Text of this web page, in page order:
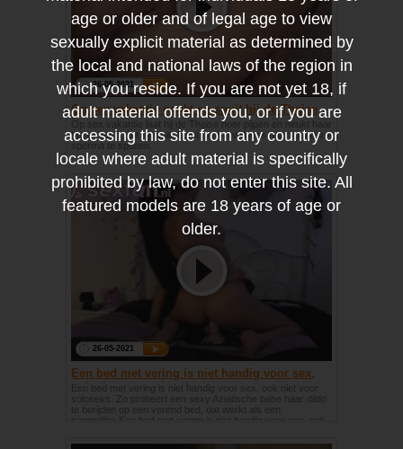
26-05-2021
Op sex vakantie neukt en spuit hij de Thaise
hoer vol sperma
Op sex vakantie laat hij de Thaise hoer pijpen en neukt haar
kut en anus, tot hij klaar komt om vervolgens haar mond vol
sperma te spuiten.
26-05-2021
Een bed met vering is niet handig voor sex,
ook niet voor soloseks
Een bed met vering is niet handig voor sex, ook niet voor
soloseks. Zo probeert een sexy Aziatische babe haar dildo
te berijden op een verend bed, dat werkt als een
trampoline.Een bed met vering is niet handig voor sex, ook
age or older and of legal age to view
sexually explicit material as determined by
the local and national laws of the region in
which you reside. If you are not yet 18, if
adult material offends you, or if you are
accessing this site from any country or
locale where adult material is specifically
prohibited by law, do not enter this site. All
featured models are 18 years of age or
older.